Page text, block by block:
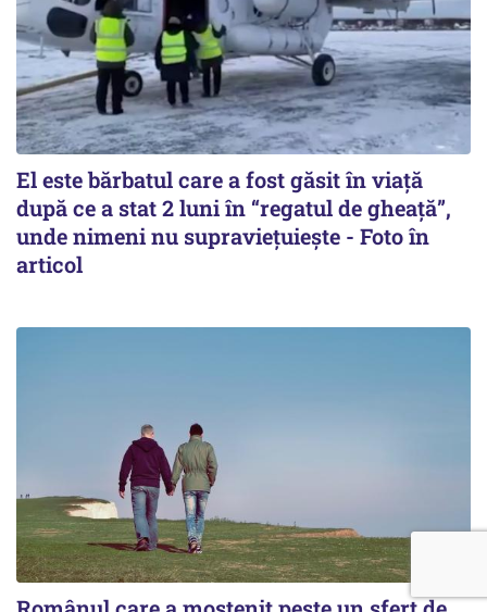
El este bărbatul care a fost găsit în viață
după ce a stat 2 luni în “regatul de gheață”,
unde nimeni nu supraviețuiește - Foto în
articol